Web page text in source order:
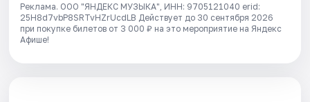
Реклама. ООО "ЯНДЕКС МУЗЫКА", ИНН: 9705121040 erid:
25H8d7vbP8SRTvHZrUcdLB Действует до 30 сентября 2026
при покупке билетов от 3 000 ₽ на это мероприятие на Яндекс
Афише!